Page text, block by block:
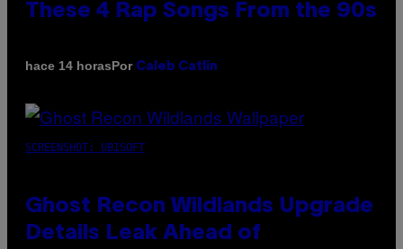
These 4 Rap Songs From the 90s
hace 14 horasPor Caleb Catlin
SCREENSHOT: UBISOFT
Ghost Recon Wildlands Upgrade
Details Leak Ahead of